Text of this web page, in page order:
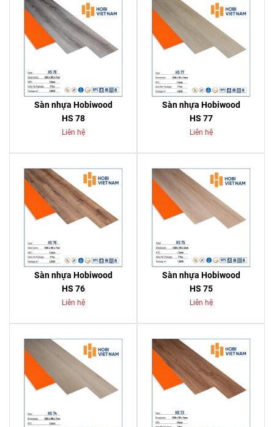
Sàn nhựa Hobiwood
HS 78
Liên hệ
Sàn nhựa Hobiwood
HS 77
Liên hệ
Sàn nhựa Hobiwood
HS 76
Liên hệ
Sàn nhựa Hobiwood
HS 75
Liên hệ